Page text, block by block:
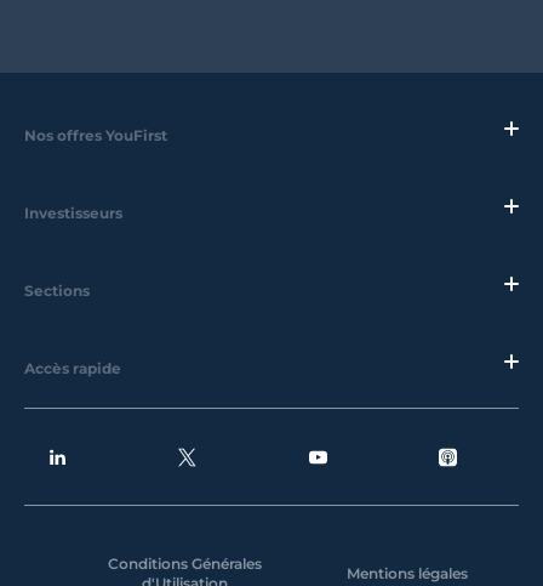
Nos offres YouFirst
Investisseurs
Sections
Accès rapide
Conditions Générales
Mentions légales